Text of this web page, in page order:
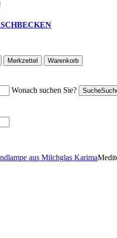
Merkzettel
Warenkorb
Wonach suchen Sie?
Suche
aus Milchglas Karima